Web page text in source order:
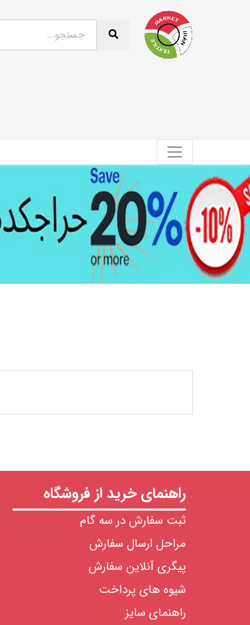
راهنمای خرید از فروشگاه
ثبت سفارش در سه گام
مراحل ارسال سفارش
پیگری آنلاین سفارش
شیوه های پرداخت
راهنمای سایز